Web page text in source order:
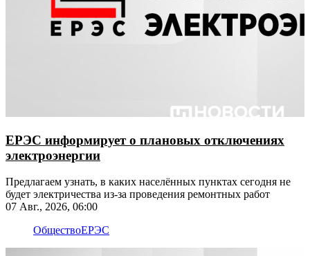
ЕРЭС информирует о плановых отключениях
электроэнергии
​​​​​​​Предлагаем узнать, в каких населённых пунктах сегодня не
будет электричества из-за проведения ремонтных работ
07 Авг., 2026, 06:00
ОбществоЕРЭС